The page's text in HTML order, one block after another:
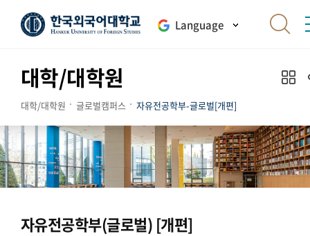
Language
대학/대학원
대학/대학원 글로벌캠퍼스 자유전공학부-글로벌[개편]
자유전공학부(글로벌) [개편]